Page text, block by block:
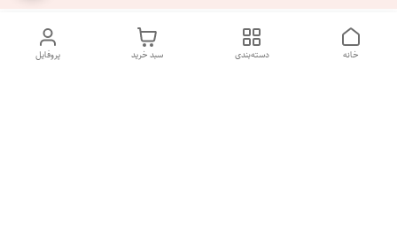
پروفایل سبد خرید دسته‌بندی خانه